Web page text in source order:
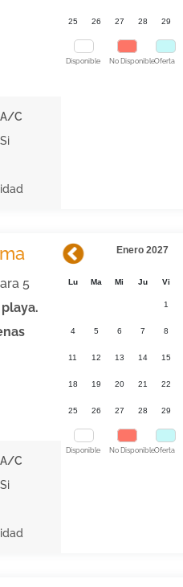
A/C
Si
25 26 27 28 29
Disponible No DisponibleOferta
5
A/C
Si
Enero 2027
Lu Ma Mi Ju Vi
1
4 5 6 7 8
11 12 13 14 15
18 19 20 21 22
25 26 27 28 29
Disponible No DisponibleOferta